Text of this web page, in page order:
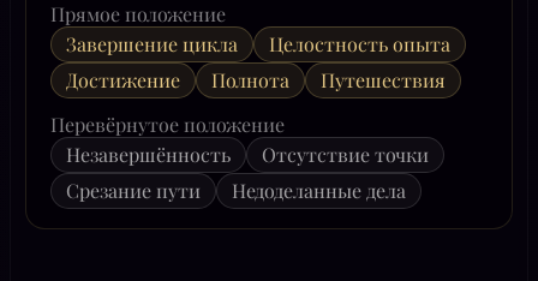
Прямое положение
Завершение цикла
Целостность опыта
Достижение
Полнота
Путешествия
Перевёрнутое положение
Незавершённость
Отсутствие точки
Срезание пути
Недоделанные дела